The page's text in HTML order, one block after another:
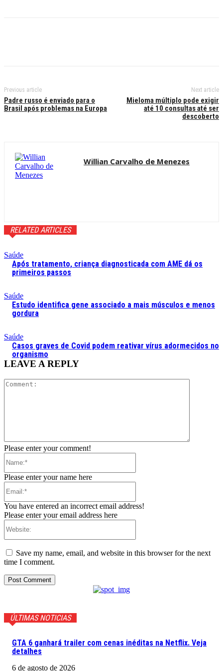
Previous article
Padre russo é enviado para o
Brasil após problemas na Europa
Next article
Mieloma múltiplo pode exigir
até 10 consultas até ser
descoberto
Willian Carvalho de Menezes
RELATED ARTICLES
Saúde
Após tratamento, criança diagnosticada com AME dá os
primeiros passos
Saúde
Estudo identifica gene associado a mais músculos e menos
gordura
Saúde
Casos graves de Covid podem reativar vírus adormecidos no
organismo
LEAVE A REPLY
Please enter your comment!
Please enter your name here
You have entered an incorrect email address!
Please enter your email address here
Save my name, email, and website in this browser for the next
time I comment.
ÚLTIMAS NOTICIAS
GTA 6 ganhará trailer com cenas inéditas na Netflix. Veja
detalhes
6 de agosto de 2026